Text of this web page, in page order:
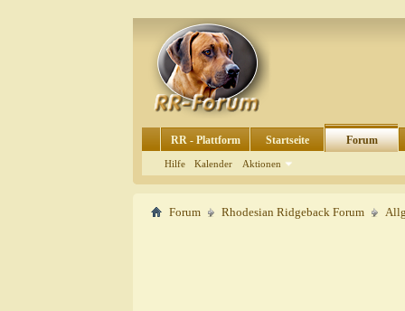
RR - Plattform Startseite Forum
Hilfe Kalender Aktionen
Forum Rhodesian Ridgeback Forum